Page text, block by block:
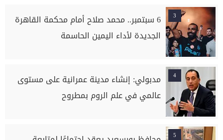
3
6 سبتمبر.. محمد صلاح أمام محكمة القاهرة
الجديدة لأداء اليمين الحاسمة
4
مدبولي: إنشاء مدينة عمرانية على مستوى
عالمي في علم الروم بمطروح
5